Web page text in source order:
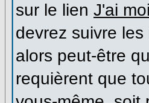
sur le lien J'ai
devrez suivre
alors peut-être
requièrent que